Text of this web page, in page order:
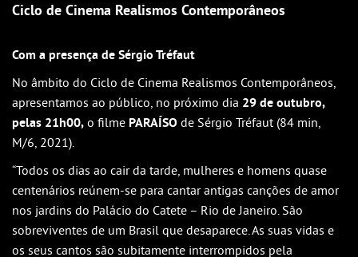
Outlook
Ciclo de Cinema Realismos Contemporâneos
Com a presença de Sérgio Tréfaut
No âmbito do Ciclo de Cinema Realismos Contemporâneos,
apresentamos ao público, no próximo dia 29 de outubro,
pelas 21h00, o filme PARAÍSO de Sérgio Tréfaut (84 min,
M/6, 2021).
“Todos os dias ao cair da tarde, mulheres e homens quase
centenários reúnem-se para cantar antigas canções de amor
nos jardins do Palácio do Catete – Rio de Janeiro. São
sobreviventes de um Brasil que desaparece. As suas vidas e
os seus cantos são subitamente interrompidos pela